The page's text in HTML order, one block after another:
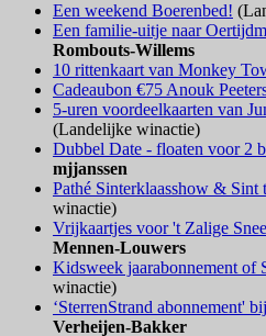
Een weekend Boerenbed!
Een familie-uitje naar
Rombouts-Willems
10 rittenkaart van Monkey
Cadeaubon €75 Anouk
5-uren voordeelkaarten van
(Landelijke winactie)
Dubbel Date - floaten voor 2
mjjanssen
Pathé Sinterklaasshow & Sint
winactie)
Vrijkaartjes voor 't Zalige
Mennen-Louwers
Kidsweek jaarabonnement of
winactie)
‘SterrenStrand abonnement'
Verheijen-Bakker